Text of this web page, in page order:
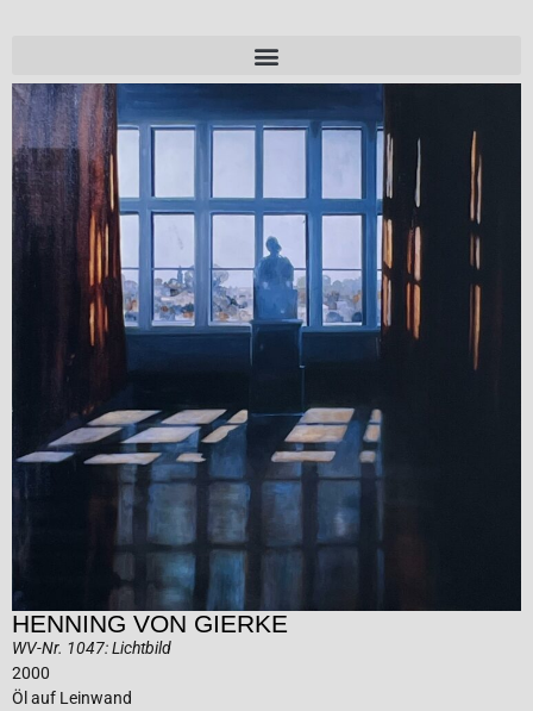
HENNING VON GIERKE
WV-Nr. 1047: Lichtbild
2000
Öl auf Leinwand